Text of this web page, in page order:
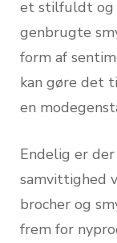
et stilfuldt og
genbrugte
form af
kan gøre det
en
Endelig er
samvittighed
brocher og
frem for